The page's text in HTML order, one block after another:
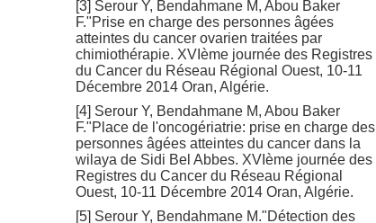
[3] Serour Y, Bendahmane M, Abou Baker
F."Prise en charge des personnes âgées
atteintes du cancer ovarien traitées par
chimiothérapie. XVIème journée des Registres
du Cancer du Réseau Régional Ouest, 10-11
Décembre 2014 Oran, Algérie.
[4] Serour Y, Bendahmane M, Abou Baker
F."Place de l'oncogériatrie: prise en charge des
personnes âgées atteintes du cancer dans la
wilaya de Sidi Bel Abbes. XVIème journée des
Registres du Cancer du Réseau Régional
Ouest, 10-11 Décembre 2014 Oran, Algérie.
[5] Serour Y, Bendahmane M."Détection des